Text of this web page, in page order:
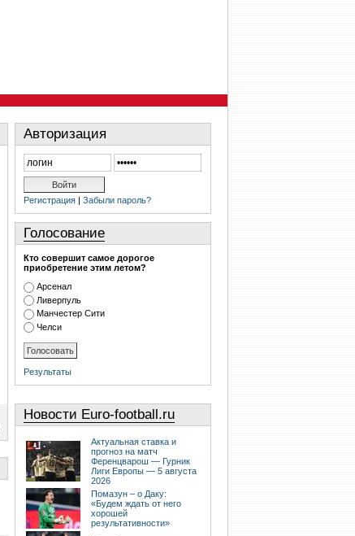
Авторизация
Регистрация | Забыли пароль?
Голосование
Кто совершит самое дорогое
приобретение этим летом?
Арсенал
Ливерпуль
Манчестер Сити
Челси
Результаты
Новости Euro-football.ru
Актуальная ставка и
прогноз на матч
Ференцварош — Гурник
Лиги Европы — 5 августа
2026
Помазун – о Даку:
«Будем ждать от него
хорошей
результативности»